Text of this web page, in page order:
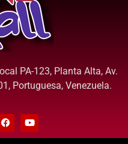
PA-123, Planta Alta, Av.
Portuguesa, Venezuela.